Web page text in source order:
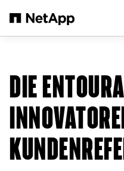
DIE